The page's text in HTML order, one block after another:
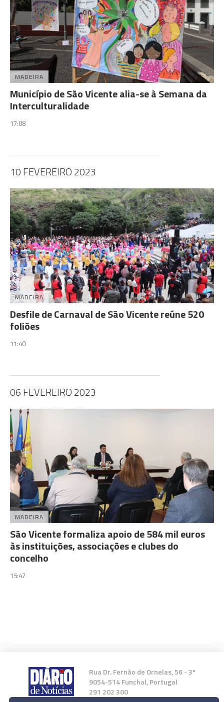
MADEIRA
Município de São Vicente alia-se à Semana da
Interculturalidade
17:08
10 FEVEREIRO 2023
MADEIRA
Desfile de Carnaval de São Vicente reúne 520
foliões
11:40
06 FEVEREIRO 2023
MADEIRA
São Vicente formaliza apoio de 584 mil euros
às instituições, associações e clubes do
concelho
15:47
Rua Dr. Fernão de Ornelas, 56 - 3º
9054-514 Funchal, Portugal
291 202 300